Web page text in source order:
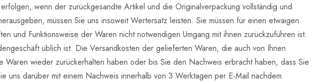
wenn der zurückgesandte Artikel und die Originalverpackung vollständig und
müssen Sie uns insoweit Wertersatz leisten. Sie müssen für einen etwaigen
Funktionsweise der Waren nicht notwendigen Umgang mit ihnen zurückzuführen ist.
üblich ist. Die Versandkosten der gelieferten Waren, die auch von Ihnen
wieder zurückerhalten haben oder bis Sie den Nachweis erbracht haben, dass Sie
darüber mit einem Nachweis innerhalb von 3 Werktagen per E-Mail nachdem